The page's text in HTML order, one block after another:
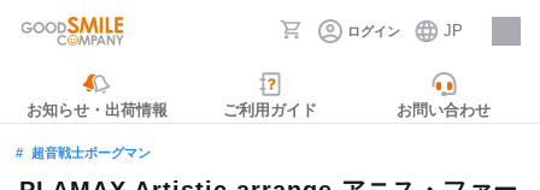
ログイン JP
採用情報
お知らせ・出荷情報 ご利用ガイド お問い合わせ
超音戦士ボーグマン